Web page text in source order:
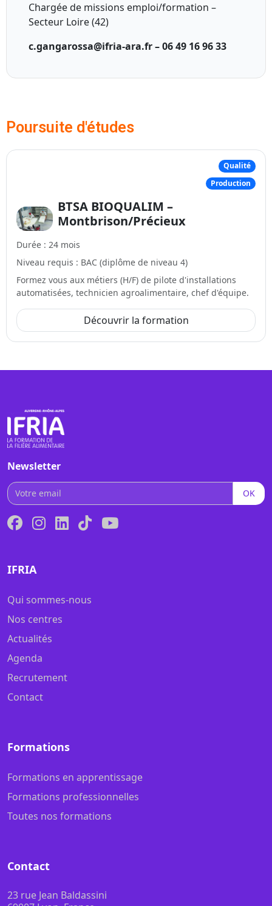
Chargée de missions emploi/formation –
Secteur Loire (42)
c.gangarossa@ifria-ara.fr –06 49 16 96 33
Poursuite d'études
Qualité
Production
BTSA BIOQUALIM –
Montbrison/Précieux
Durée : 24 mois
Niveau requis : BAC (diplôme de niveau 4)
Formez vous aux métiers (H/F) de pilote d'installations
automatisées, technicien agroalimentaire, chef d'équipe.
Découvrir la formation
Newsletter
OK
IFRIA
Qui sommes-nous
Nos centres
Actualités
Agenda
Recrutement
Contact
Formations
Formations en apprentissage
Formations professionnelles
Toutes nos formations
Contact
23 rue Jean Baldassini